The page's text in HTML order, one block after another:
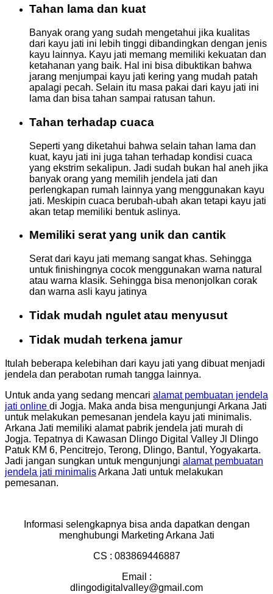
Tahan lama dan kuat
Banyak orang yang sudah mengetahui jika kualitas
dari kayu jati ini lebih tinggi dibandingkan dengan jenis
kayu lainnya. Kayu jati memang memiliki kekuatan dan
ketahanan yang baik. Hal ini bisa dibuktikan bahwa
jarang menjumpai kayu jati kering yang mudah patah
apalagi pecah. Selain itu masa pakai dari kayu jati ini
lama dan bisa tahan sampai ratusan tahun.
Tahan terhadap cuaca
Seperti yang diketahui bahwa selain tahan lama dan
kuat, kayu jati ini juga tahan terhadap kondisi cuaca
yang ekstrim sekalipun. Jadi sudah bukan hal aneh jika
banyak orang yang memilih jendela jati dan
perlengkapan rumah lainnya yang menggunakan kayu
jati. Meskipin cuaca berubah-ubah akan tetapi kayu jati
akan tetap memiliki bentuk aslinya.
Memiliki serat yang unik dan cantik
Serat dari kayu jati memang sangat khas. Sehingga
untuk finishingnya cocok menggunakan warna natural
atau warna klasik. Sehingga bisa menonjolkan corak
dan warna asli kayu jatinya
Tidak mudah ngulet atau menyusut
Tidak mudah terkena jamur
Itulah beberapa kelebihan dari kayu jati yang dibuat menjadi
jendela dan perabotan rumah tangga lainnya.
Untuk anda yang sedang mencari alamat pembuatan jendela
jati online di Jogja. Maka anda bisa mengunjungi Arkana Jati
untuk melakukan pemesanan jendela kayu jati minimalis.
Arkana Jati memiliki alamat pabrik jendela jati murah di
Jogja. Tepatnya di Kawasan Dlingo Digital Valley Jl Dlingo
Patuk KM 6, Pencitrejo, Terong, Dlingo, Bantul, Yogyakarta.
Jadi jangan sungkan untuk mengunjungi alamat pembuatan
jendela jati minimalisArkana Jati untuk melakukan
pemesanan.
Informasi selengkapnya bisa anda dapatkan dengan
menghubungi Marketing Arkana Jati
CS : 083869446887
Email :
dlingodigitalvalley@gmail.com